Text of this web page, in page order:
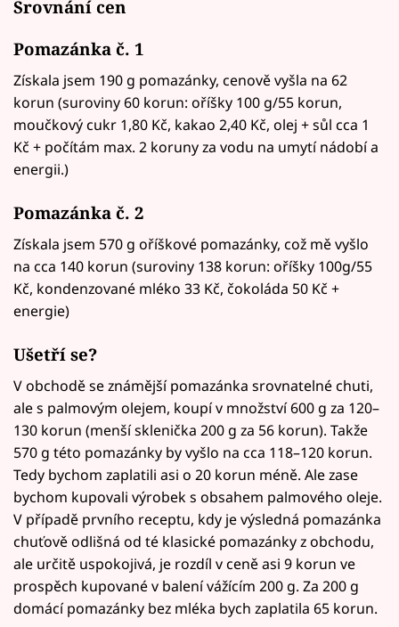
Srovnání cen
Pomazánka č. 1
Získala jsem 190 g pomazánky, cenově vyšla na 62
korun (suroviny 60 korun: oříšky 100 g/55 korun,
moučkový cukr 1,80 Kč, kakao 2,40 Kč, olej + sůl cca 1
Kč + počítám max. 2 koruny za vodu na umytí nádobí a
energii.)
Pomazánka č. 2
Získala jsem 570 g oříškové pomazánky, což mě vyšlo
na cca 140 korun (suroviny 138 korun: oříšky 100g/55
Kč, kondenzované mléko 33 Kč, čokoláda 50 Kč +
energie)
Ušetří se?
V obchodě se známější pomazánka srovnatelné chuti,
ale s palmovým olejem, koupí v množství 600 g za 120–
130 korun (menší sklenička 200 g za 56 korun). Takže
570 g této pomazánky by vyšlo na cca 118–120 korun.
Tedy bychom zaplatili asi o 20 korun méně. Ale zase
bychom kupovali výrobek s obsahem palmového oleje.
V případě prvního receptu, kdy je výsledná pomazánka
chuťově odlišná od té klasické pomazánky z obchodu,
ale určitě uspokojivá, je rozdíl v ceně asi 9 korun ve
prospěch kupované v balení vážícím 200 g. Za 200 g
domácí pomazánky bez mléka bych zaplatila 65 korun.